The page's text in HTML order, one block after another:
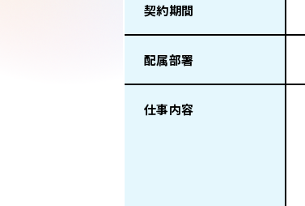
契約期間
配属部署
仕事内容